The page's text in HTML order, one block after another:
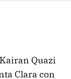
Quazi
Clara con